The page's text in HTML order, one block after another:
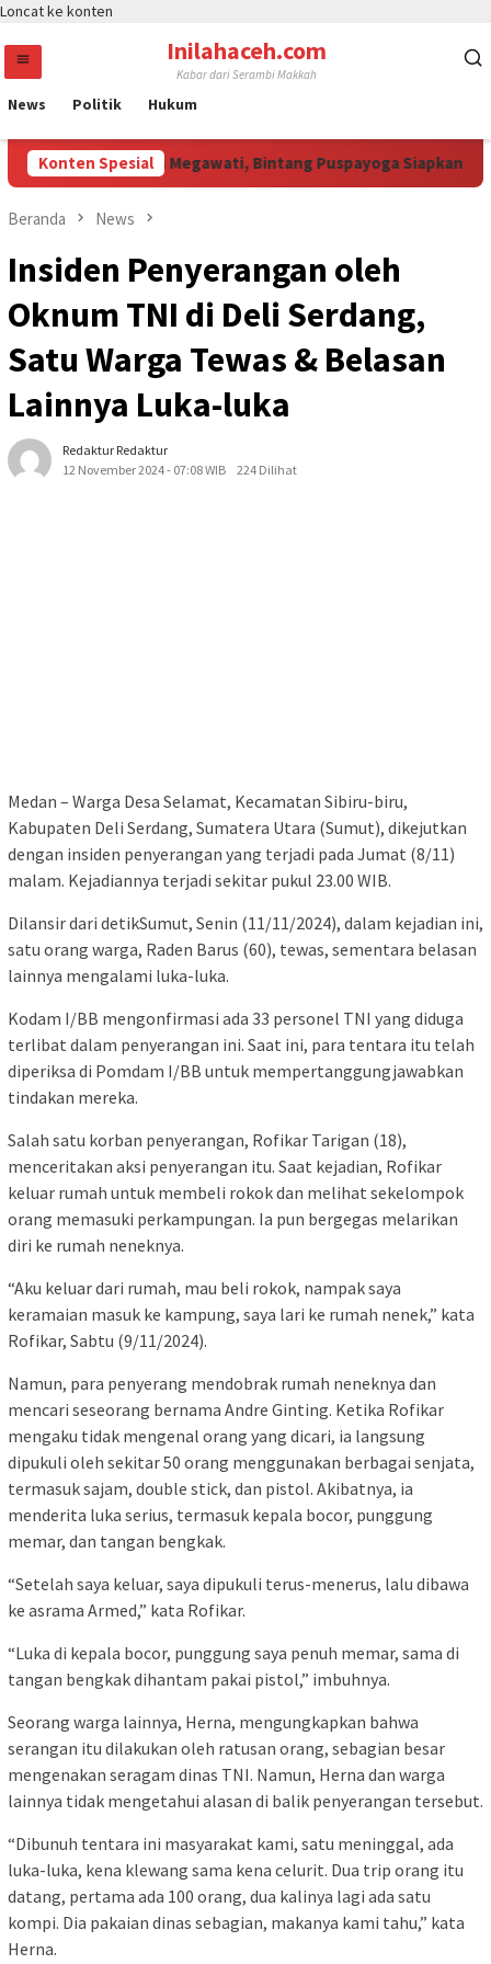
Loncat ke konten
Inilahaceh.com
Kabar dari Serambi Makkah
News Politik Hukum
Konten Spesial
Curi Perhatian Megawati, Bintang Puspayoga Siapkan
Beranda News
Insiden Penyerangan oleh
Oknum TNI di Deli Serdang,
Satu Warga Tewas & Belasan
Lainnya Luka-luka
Redaktur Redaktur
12 November 2024 - 07:08 WIB
224 Dilihat
Medan – Warga Desa Selamat, Kecamatan Sibiru-biru,
Kabupaten Deli Serdang, Sumatera Utara (Sumut), dikejutkan
dengan insiden penyerangan yang terjadi pada Jumat (8/11)
malam. Kejadiannya terjadi sekitar pukul 23.00 WIB.
Dilansir dari detikSumut, Senin (11/11/2024), dalam kejadian ini,
satu orang warga, Raden Barus (60), tewas, sementara belasan
lainnya mengalami luka-luka.
Kodam I/BB mengonfirmasi ada 33 personel TNI yang diduga
terlibat dalam penyerangan ini. Saat ini, para tentara itu telah
diperiksa di Pomdam I/BB untuk mempertanggungjawabkan
tindakan mereka.
Salah satu korban penyerangan, Rofikar Tarigan (18),
menceritakan aksi penyerangan itu. Saat kejadian, Rofikar
keluar rumah untuk membeli rokok dan melihat sekelompok
orang memasuki perkampungan. Ia pun bergegas melarikan
diri ke rumah neneknya.
“Aku keluar dari rumah, mau beli rokok, nampak saya
keramaian masuk ke kampung, saya lari ke rumah nenek,” kata
Rofikar, Sabtu (9/11/2024).
Namun, para penyerang mendobrak rumah neneknya dan
mencari seseorang bernama Andre Ginting. Ketika Rofikar
mengaku tidak mengenal orang yang dicari, ia langsung
dipukuli oleh sekitar 50 orang menggunakan berbagai senjata,
termasuk sajam, double stick, dan pistol. Akibatnya, ia
menderita luka serius, termasuk kepala bocor, punggung
memar, dan tangan bengkak.
“Setelah saya keluar, saya dipukuli terus-menerus, lalu dibawa
ke asrama Armed,” kata Rofikar.
“Luka di kepala bocor, punggung saya penuh memar, sama di
tangan bengkak dihantam pakai pistol,” imbuhnya.
Seorang warga lainnya, Herna, mengungkapkan bahwa
serangan itu dilakukan oleh ratusan orang, sebagian besar
mengenakan seragam dinas TNI. Namun, Herna dan warga
lainnya tidak mengetahui alasan di balik penyerangan tersebut.
“Dibunuh tentara ini masyarakat kami, satu meninggal, ada
luka-luka, kena klewang sama kena celurit. Dua trip orang itu
datang, pertama ada 100 orang, dua kalinya lagi ada satu
kompi. Dia pakaian dinas sebagian, makanya kami tahu,” kata
Herna.